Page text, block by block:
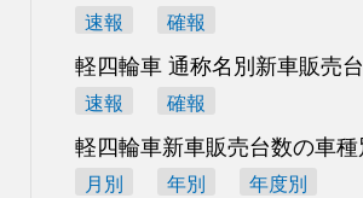
速報 確報
軽四輪車 通称名別新車販売
速報 確報
軽四輪車新車販売台数の車
月別 年別 年度別